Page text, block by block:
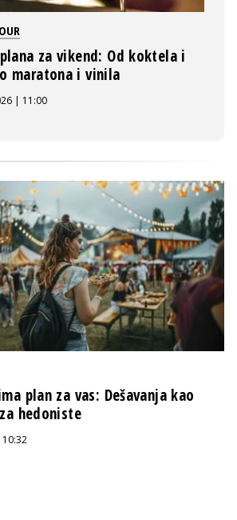
za vikend: Od koktela i
maratona i vinila
| 11:00
plan za vas: Dešavanja kao
hedoniste